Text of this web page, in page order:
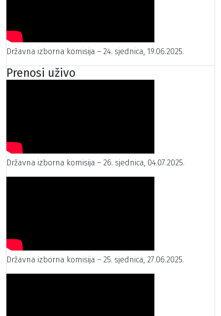
Državna izborna komisija – 24. sjednica, 19.06.2025.
Prenosi uživo
Državna izborna komisija – 26. sjednica, 04.07.2025.
Državna izborna komisija – 25. sjednica, 27.06.2025.